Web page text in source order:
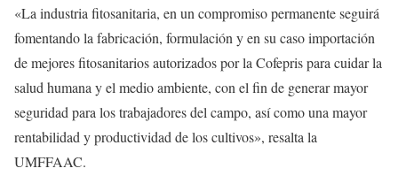
«La industria fitosanitaria, en un compromiso permanente seguirá
fomentando la fabricación, formulación y en su caso importación
de mejores fitosanitarios autorizados por la Cofepris para cuidar la
salud humana y el medio ambiente, con el fin de generar mayor
seguridad para los trabajadores del campo, así como una mayor
rentabilidad y productividad de los cultivos», resalta la
UMFFAAC.